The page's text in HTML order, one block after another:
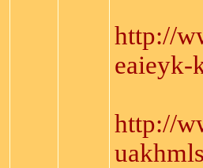
http://
eaieyk-
http://